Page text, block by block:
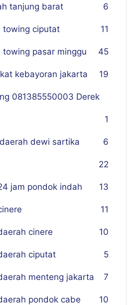
tanjung barat 6
towing ciputat 11
pasar minggu 45
kebayoran jakarta 19
081385550003 Derek
1
dewi sartika 6
22
jam pondok indah 13
11
cinere 10
ciputat 5
menteng jakarta 7
pondok cabe 10